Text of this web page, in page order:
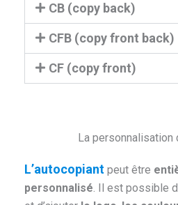
CB (copy back)
CFB (copy front back)
CF (copy front)
La
L’autocopiantpeut être
personnalisé. Il est possible